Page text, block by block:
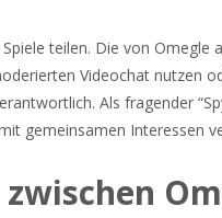
teilen. Die von Omegle
Videochat nutzen
Als fragender
gemeinsamen Interessen